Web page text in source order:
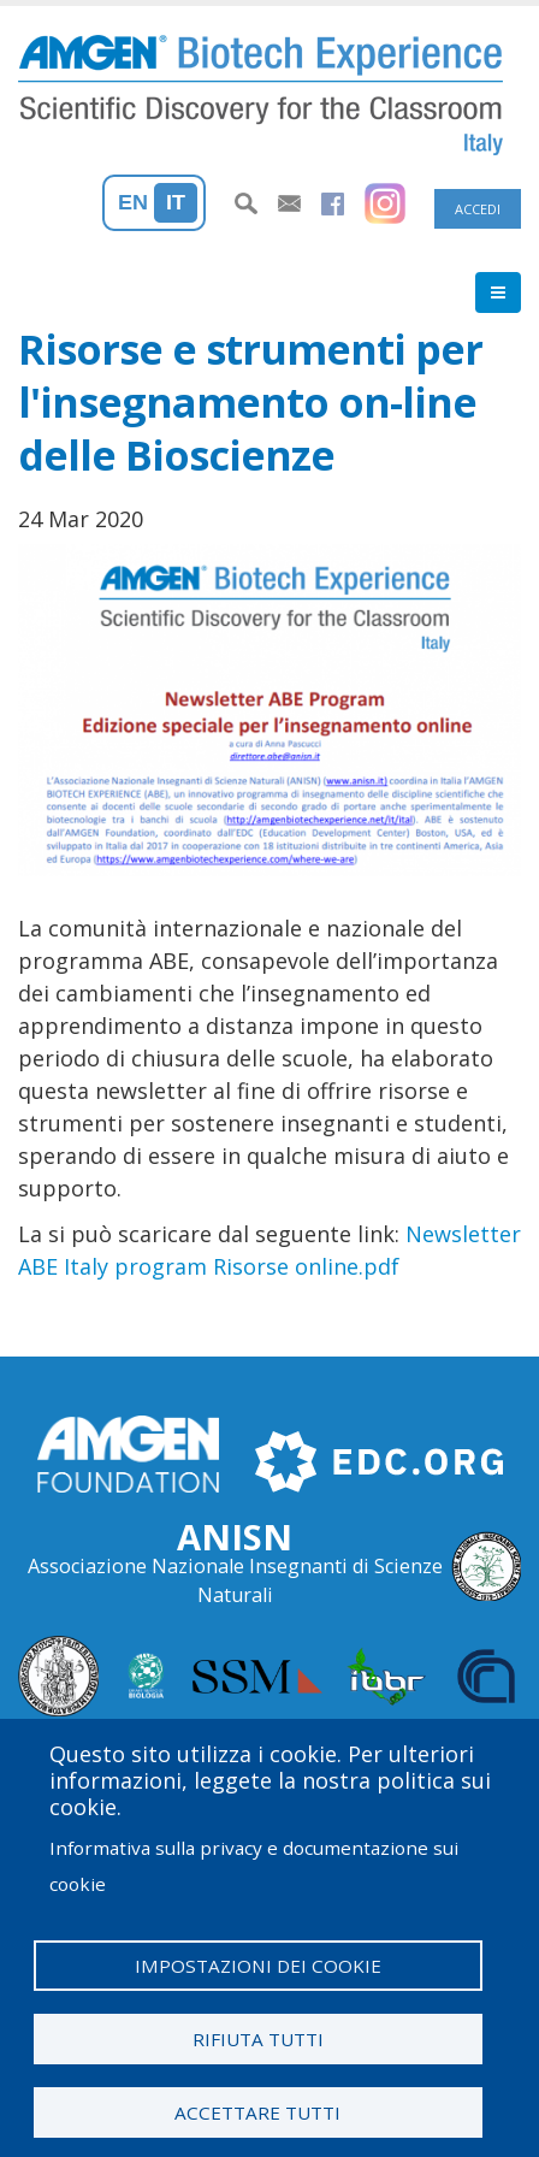
contenuto
principale
EN IT
Menu
profilo
utente
ACCEDI
Risorse e strumenti per
l'insegnamento on-line
delle Bioscienze
24 Mar 2020
La comunità internazionale e nazionale del
programma ABE, consapevole dell’importanza
dei cambiamenti che l’insegnamento ed
apprendimento a distanza impone in questo
periodo di chiusura delle scuole, ha elaborato
questa newsletter al fine di offrire risorse e
strumenti per sostenere insegnanti e studenti,
sperando di essere in qualche misura di aiuto e
supporto.
La si può scaricare dal seguente link: Newsletter
ABE Italy program Risorse online.pdf
Questo sito utilizza i cookie. Per ulteriori
informazioni, leggete la nostra politica sui
cookie.
Informativa sulla privacy e documentazione sui
cookie
IMPOSTAZIONI DEI COOKIE
RIFIUTA TUTTI
ACCETTARE TUTTI
ANISN
Associazione Nazionale Insegnanti di Scienze
Naturali
internazionale finanziato dal Amgen Foundation con
direzione e assistenza tecnica fornite da Education
Development Center (EDC).
© 2026 Amgen Foundation. Tutti i diritti riservati.